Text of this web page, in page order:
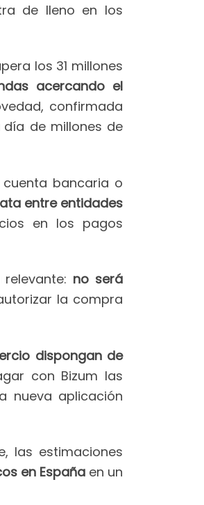
de lleno en los
los 31 millones
acercando el
confirmada
de millones de
bancaria o
entre entidades
en los pagos
no será
la compra
dispongan de
con Bizum las
nueva aplicación
las estimaciones
en Españaen un